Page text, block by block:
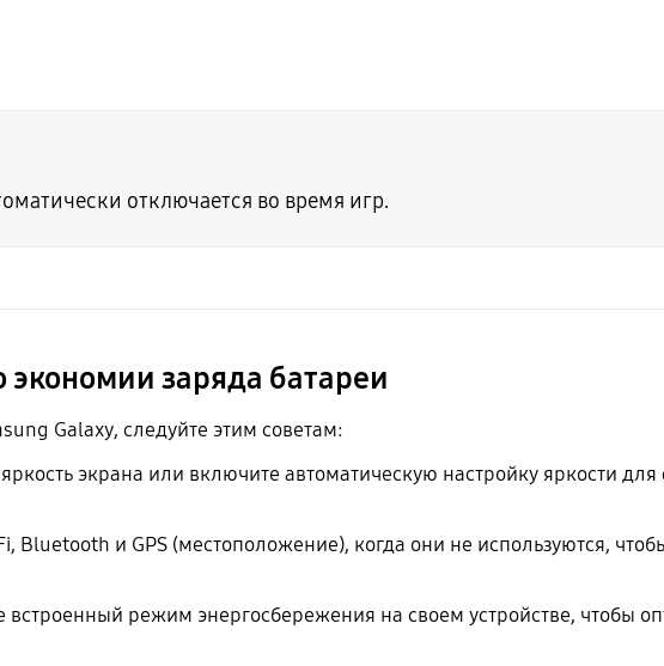
отключается во время игр.
заряда батареи
Galaxy, следуйте этим советам:
экрана или включите автоматическую настройку яркости
Bluetooth и GPS (местоположение), когда они не используются,
встроенный режим энергосбережения на своем устройстве, чтобы